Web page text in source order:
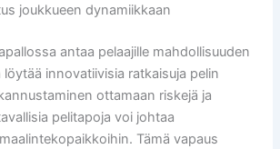
joukkueen dynamiikkaan
antaa pelaajille mahdollisuuden
löytää innovatiivisia ratkaisuja pelin
ottamaan riskejä ja
pelitapoja voi johtaa
Tämä vapaus